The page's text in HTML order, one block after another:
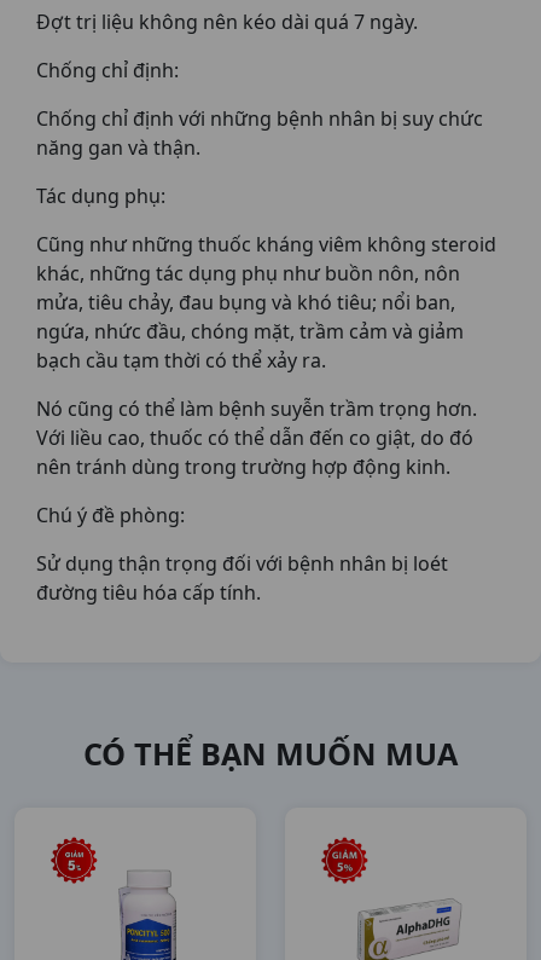
Ðợt trị liệu không nên kéo dài quá 7 ngày.
Chống chỉ định:
Chống chỉ định với những bệnh nhân bị suy chức
năng gan và thận.
Tác dụng phụ:
Cũng như những thuốc kháng viêm không steroid
khác, những tác dụng phụ như buồn nôn, nôn
mửa, tiêu chảy, đau bụng và khó tiêu; nổi ban,
ngứa, nhức đầu, chóng mặt, trầm cảm và giảm
bạch cầu tạm thời có thể xảy ra.
Nó cũng có thể làm bệnh suyễn trầm trọng hơn.
Với liều cao, thuốc có thể dẫn đến co giật, do đó
nên tránh dùng trong trường hợp động kinh.
Chú ý đề phòng:
Sử dụng thận trọng đối với bệnh nhân bị loét
đường tiêu hóa cấp tính.
CÓ THỂ BẠN MUỐN MUA